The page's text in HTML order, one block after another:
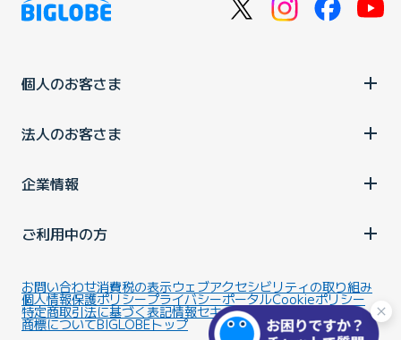
個人のお客さま
法人のお客さま
企業情報
ご利用中の方
お問い合わせ消費税の表示ウェブアクセシビリティの取り組み
個人情報保護ポリシープライバシーポータルCookieポリシー
特定商取引法に基づく表記情報セキュリティ基本方針
商標についてBIGLOBEトップ